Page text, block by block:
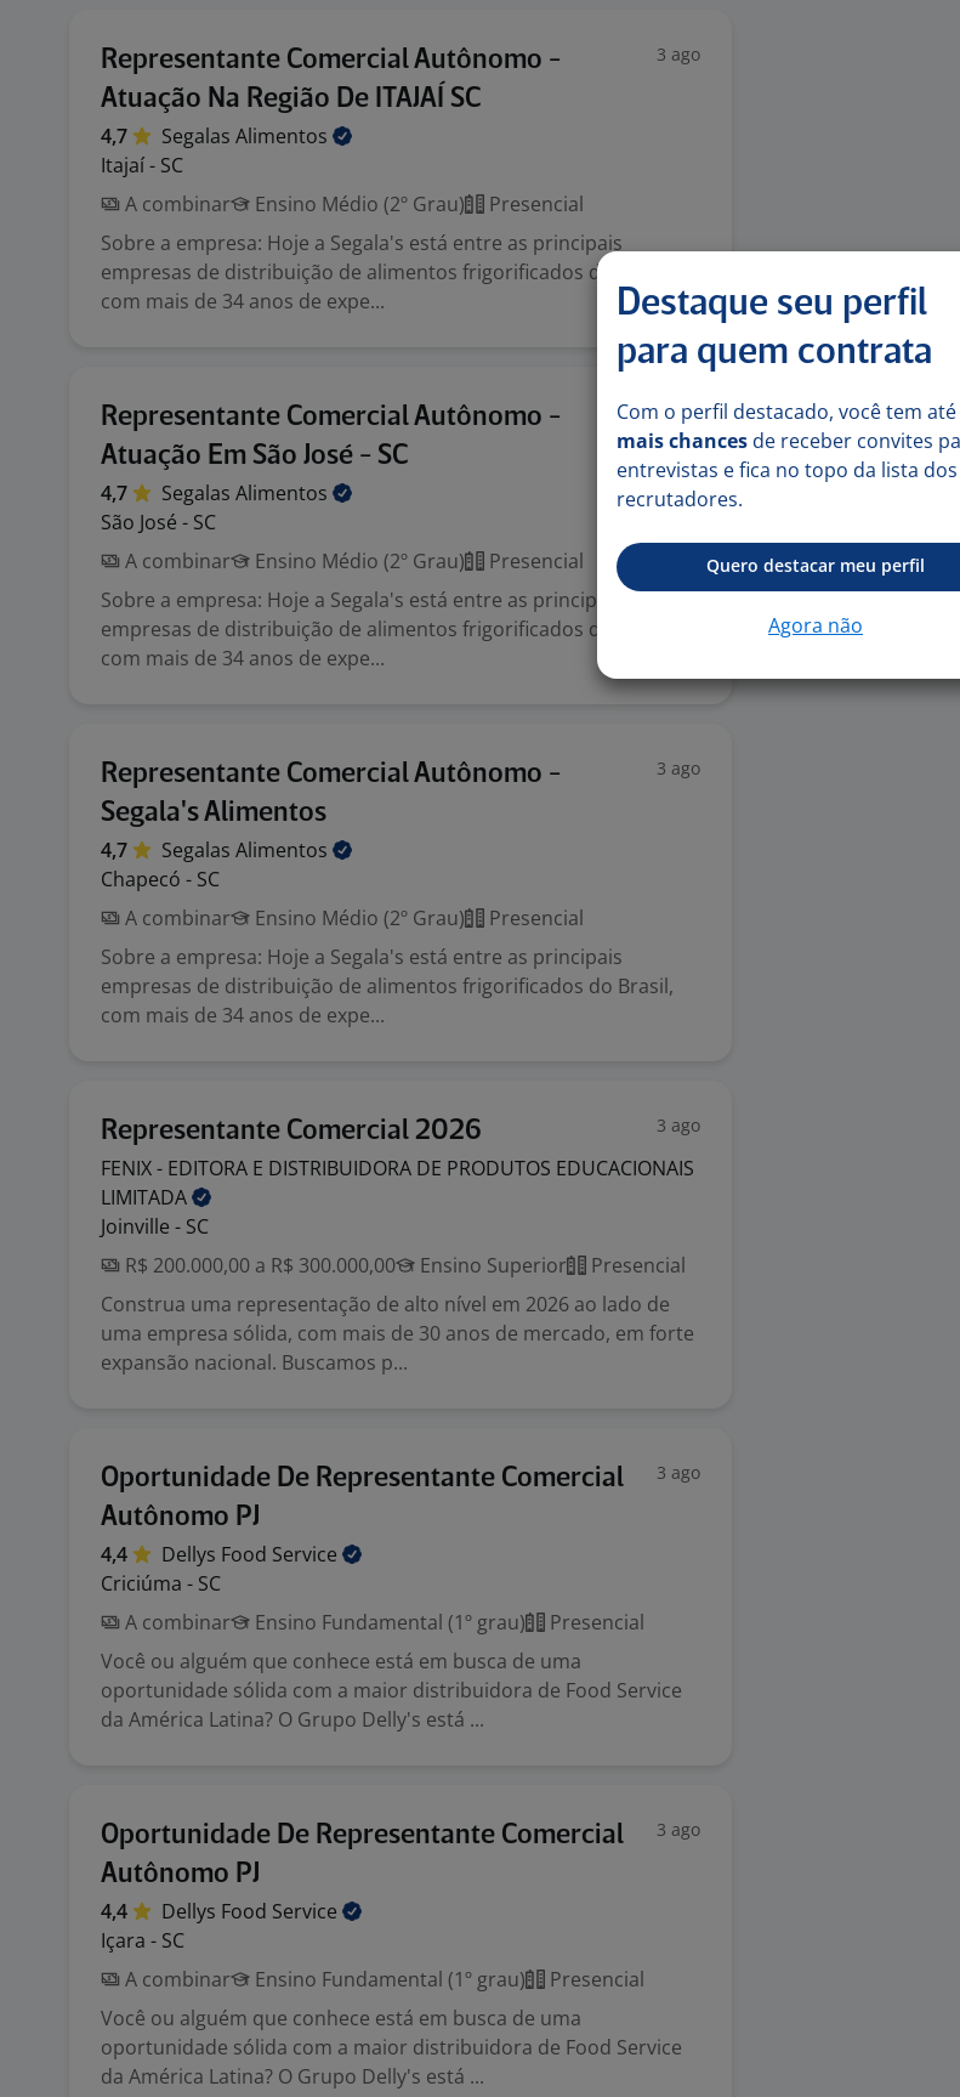
Representante Comercial Autônomo -
Atuação Na Região De ITAJAÍ SC
3 ago
4,7 Segalas Alimentos
Itajaí - SC
A combinar
Ensino Médio (2º Grau)
Presencial
Sobre a empresa: Hoje a Segala's está entre as principais
empresas de distribuição de alimentos frigorificados do Brasil,
com mais de 34 anos de expe...
Representante Comercial Autônomo -
Atuação Em São José - SC
3 ago
4,7 Segalas Alimentos
São José - SC
A combinar
Ensino Médio (2º Grau)
Presencial
Sobre a empresa: Hoje a Segala's está entre as principais
empresas de distribuição de alimentos frigorificados do Brasil,
com mais de 34 anos de expe...
Representante Comercial Autônomo -
Segala's Alimentos
3 ago
4,7 Segalas Alimentos
Chapecó - SC
A combinar
Ensino Médio (2º Grau)
Presencial
Sobre a empresa: Hoje a Segala's está entre as principais
empresas de distribuição de alimentos frigorificados do Brasil,
com mais de 34 anos de expe...
Representante Comercial 2026 3 ago
FENIX - EDITORA E DISTRIBUIDORA DE PRODUTOS EDUCACIONAIS
LIMITADA
Joinville - SC
R$ 200.000,00 a R$ 300.000,00
Ensino Superior
Presencial
Construa uma representação de alto nível em 2026 ao lado de
uma empresa sólida, com mais de 30 anos de mercado, em forte
expansão nacional. Buscamos p...
Oportunidade De Representante Comercial
Autônomo PJ
3 ago
4,4 Dellys Food Service
Criciúma - SC
A combinar
Ensino Fundamental (1º grau)
Presencial
Você ou alguém que conhece está em busca de uma
oportunidade sólida com a maior distribuidora de Food Service
da América Latina? O Grupo Delly's está ...
Oportunidade De Representante Comercial
Autônomo PJ
3 ago
4,4 Dellys Food Service
Içara - SC
A combinar
Ensino Fundamental (1º grau)
Presencial
Você ou alguém que conhece está em busca de uma
oportunidade sólida com a maior distribuidora de Food Service
da América Latina? O Grupo Delly's está ...
Destaque seu perfil
para quem contrata
Com o perfil destacado, você tem até
mais chances de receber convites
entrevistas e fica no topo da lista dos
recrutadores.
Quero destacar meu perfil
Agora não